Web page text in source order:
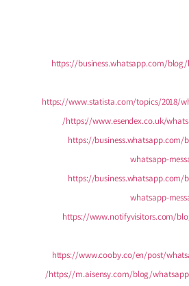
https://business.whatsapp.com/blog/
https://www.statista.com/topics/2018/
https://www.esendex.co.uk/
https://
whatsapp-
https://
whatsapp-
https://www.notifyvisitors.com/
https://www.cooby.co/en/post/
https://m.aisensy.com/blog/